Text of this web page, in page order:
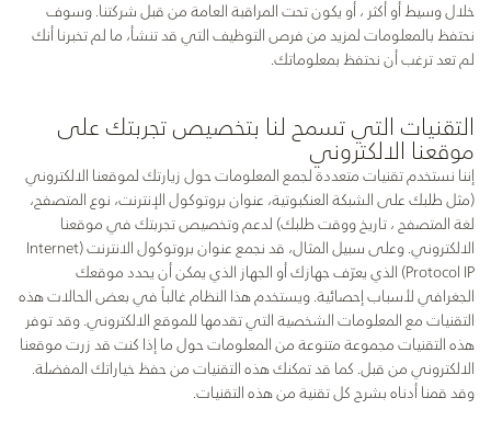
خلال وسيط أو أكثر ، أو يكون تحت المراقبة العامة من قبل شركتنا. وسوف
نحتفظ بالمعلومات لمزيد من فرص التوظيف التي قد تنشأ، ما لم تخبرنا أنك
لم تعد ترغب أن نحتفظ بمعلوماتك.
التقنيات التي تسمح لنا بتخصيص تجربتك على
موقعنا الالكتروني
إننا نستخدم تقنيات متعددة لجمع المعلومات حول زيارتك لموقعنا الالكتروني
(مثل طلبك على الشبكة العنكبوتية، عنوان بروتوكول الإنترنت، نوع المتصفح،
لغة المتصفح ، تاريخ ووقت طلبك) لدعم وتخصيص تجربتك في موقعنا
الالكتروني. وعلى سبيل المثال، قد نجمع عنوان بروتوكول الانترنت (Internet
Protocol IP) الذي يعرّف جهازك أو الجهاز الذي يمكن أن يحدد موقعك
الجغرافي لأسباب إحصائية. ويستخدم هذا النظام غالباً في بعض الحالات هذه
التقنيات مع المعلومات الشخصية التي تقدمها للموقع الالكتروني. وقد توفر
هذه التقنيات مجموعة متنوعة من المعلومات حول ما إذا كنت قد زرت موقعنا
الالكتروني من قبل. كما قد تمكنك هذه التقنيات من حفظ خياراتك المفضلة.
وقد قمنا أدناه بشرح كل تقنية من هذه التقنيات.